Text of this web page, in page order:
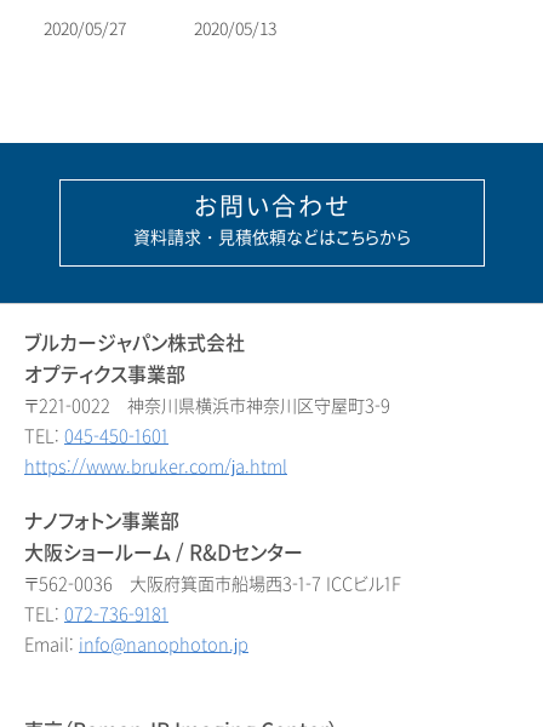
2020/05/27
2020/05/13
お問い合わせ
資料請求・見積依頼などはこちらから
ブルカージャパン株式会社
オプティクス事業部
〒221-0022 神奈川県横浜市神奈川区守屋町3-9
TEL: 045-450-1601
https://www.bruker.com/ja.html
ナノフォトン事業部
大阪ショールーム / R&Dセンター
〒562-0036 大阪府箕面市船場西3-1-7 ICCビル1F
TEL: 072-736-9181
Email: info@nanophoton.jp